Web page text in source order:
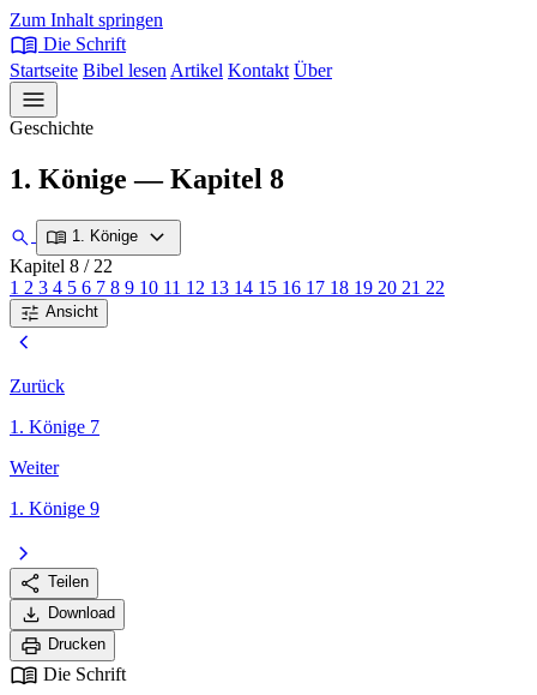
Zum Inhalt springen
menu_book Die Schrift
Startseite Bibel lesen Artikel Kontakt Über
menu
Geschichte
1. Könige — Kapitel 8
search menu_book 1. Könige expand_more
Kapitel 8 / 22
1 2 3 4 5 6 7 8 9 10 11 12 13 14 15 16 17 18 19 20 21 22
tune Ansicht
chevron_left
Zurück
1. Könige 7
Weiter
1. Könige 9
chevron_right
share Teilen
download Download
print Drucken
menu_book Die Schrift